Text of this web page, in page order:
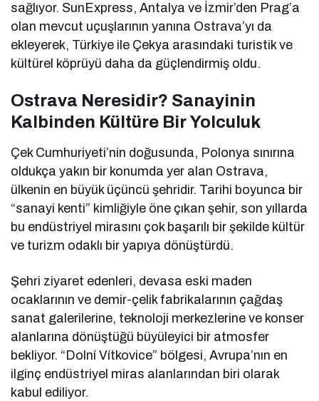
sağlıyor. SunExpress, Antalya ve İzmir’den Prag’a
olan mevcut uçuşlarının yanına Ostrava’yı da
ekleyerek, Türkiye ile Çekya arasındaki turistik ve
kültürel köprüyü daha da güçlendirmiş oldu.
Ostrava Neresidir? Sanayinin
Kalbinden Kültüre Bir Yolculuk
Çek Cumhuriyeti’nin doğusunda, Polonya sınırına
oldukça yakın bir konumda yer alan Ostrava,
ülkenin en büyük üçüncü şehridir. Tarihi boyunca bir
“sanayi kenti” kimliğiyle öne çıkan şehir, son yıllarda
bu endüstriyel mirasını çok başarılı bir şekilde kültür
ve turizm odaklı bir yapıya dönüştürdü.
Şehri ziyaret edenleri, devasa eski maden
ocaklarının ve demir-çelik fabrikalarının çağdaş
sanat galerilerine, teknoloji merkezlerine ve konser
alanlarına dönüştüğü büyüleyici bir atmosfer
bekliyor. “Dolní Vítkovice” bölgesi, Avrupa’nın en
ilginç endüstriyel miras alanlarından biri olarak
kabul ediliyor.